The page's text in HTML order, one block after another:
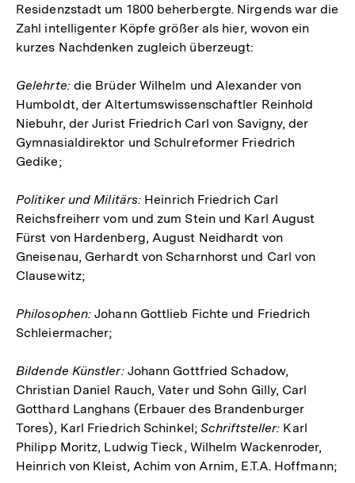
Residenzstadt um 1800 beherbergte. Nirgends war die
Zahl intelligenter Köpfe größer als hier, wovon ein
kurzes Nachdenken zugleich überzeugt:
Gelehrte:die Brüder Wilhelm und Alexander von
Humboldt, der Altertumswissenschaftler Reinhold
Niebuhr, der Jurist Friedrich Carl von Savigny, der
Gymnasialdirektor und Schulreformer Friedrich
Gedike;
Politiker und Militärs: Heinrich Friedrich Carl
Reichsfreiherr vom und zum Stein und Karl August
Fürst von Hardenberg, August Neidhardt von
Gneisenau, Gerhardt von Scharnhorst und Carl von
Clausewitz;
Philosophen:Johann Gottlieb Fichte und Friedrich
Schleiermacher;
Bildende Künstler:Johann Gottfried Schadow,
Christian Daniel Rauch, Vater und Sohn Gilly, Carl
Gotthard Langhans (Erbauer des Brandenburger
Tores), Karl Friedrich Schinkel; Schriftsteller: Karl
Philipp Moritz, Ludwig Tieck, Wilhelm Wackenroder,
Heinrich von Kleist, Achim von Arnim, E.T.A. Hoffmann;